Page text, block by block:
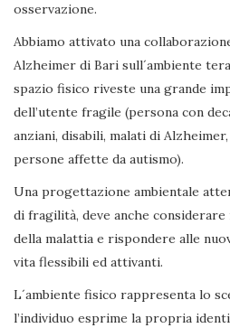
osservazione.
Abbiamo attivato una
Alzheimer di Bari sull´ambiente
spazio fisico riveste una grande
dell’utente fragile (persona con
anziani, disabili, malati di
persone affette da autismo).
Una progettazione ambientale
di fragilità, deve anche
della malattia e rispondere alle
vita flessibili ed attivanti.
L´ambiente fisico rappresenta lo
l’individuo esprime la propria